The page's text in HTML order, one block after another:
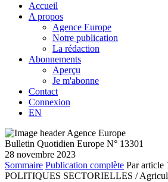
Accueil
A propos
Agence Europe
Notre publication
La rédaction
Abonnements
Aperçu
Je m'abonne
Contact
Connexion
EN
Bulletin Quotidien Europe N° 13301
28 novembre 2023
Sommaire Publication complète Par article
POLITIQUES SECTORIELLES /